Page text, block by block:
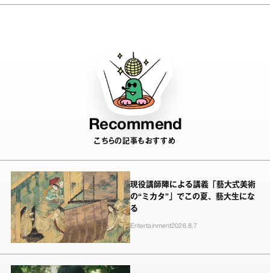
Recommend
こちらの記事もおすすめ
現役講師陣による講義「藝大式美術
の“ミカタ”」でこの夏、藝大生にな
る
Entertainment2026.8.7